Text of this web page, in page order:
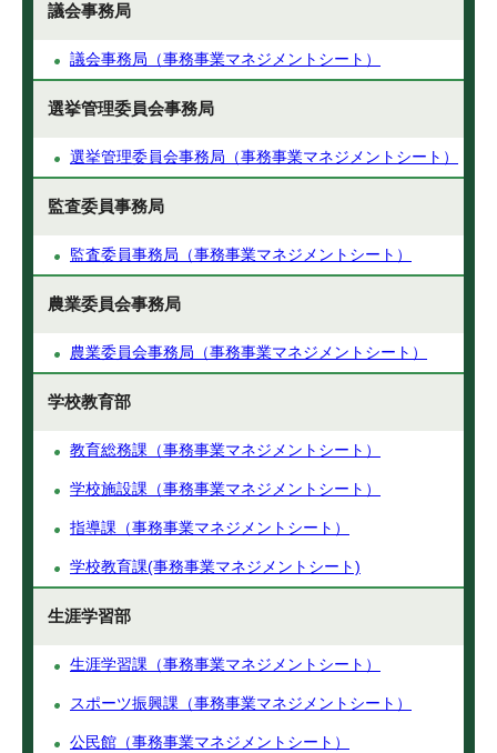
議会事務局
議会事務局（事務事業マネジメントシート）
選挙管理委員会事務局
選挙管理委員会事務局（事務事業マネジメントシート）
監査委員事務局
監査委員事務局（事務事業マネジメントシート）
農業委員会事務局
農業委員会事務局（事務事業マネジメントシート）
学校教育部
教育総務課（事務事業マネジメントシート）
学校施設課（事務事業マネジメントシート）
指導課（事務事業マネジメントシート）
学校教育課(事務事業マネジメントシート)
生涯学習部
生涯学習課（事務事業マネジメントシート）
スポーツ振興課（事務事業マネジメントシート）
公民館（事務事業マネジメントシート）